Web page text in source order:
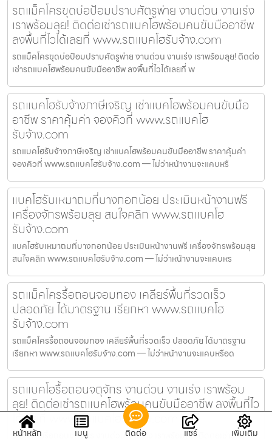
รถแม็คโครขุดบ่อป้อมปราบศัตรูพ่าย งานด่วน งานเร่ง
เราพร้อมลุย! ติดต่อเช่ารถแบคโฮพร้อมคนขับมืออาชีพ
ลงพื้นที่ไวได้เลยที่ www.รถแบคโฮรับจ้าง.com
รถแม็คโครขุดบ่อป้อมปราบศัตรูพ่าย งานด่วน งานเร่ง เราพร้อมลุย! ติดต่อ
เช่ารถแบคโฮพร้อมคนขับมืออาชีพ ลงพื้นที่ไวได้เลยที่ w
รถแบคโฮรับจ้างภาษีเจริญ เช่าแบคโฮพร้อมคนขับมือ
อาชีพ ราคาคุ้มค่า จองคิวที่ www.รถแบคโฮ
รับจ้าง.com
รถแบคโฮรับจ้างภาษีเจริญ เช่าแบคโฮพร้อมคนขับมืออาชีพ ราคาคุ้มค่า
จองคิวที่ www.รถแบคโฮรับจ้าง.com — ไม่ว่าหน้างานจะแคบหรื
แบคโฮรับเหมาถมที่บางกอกน้อย ประเมินหน้างานฟรี
เครื่องจักรพร้อมลุย สนใจคลิก www.รถแบคโฮ
รับจ้าง.com
แบคโฮรับเหมาถมที่บางกอกน้อย ประเมินหน้างานฟรี เครื่องจักรพร้อมลุย
สนใจคลิก www.รถแบคโฮรับจ้าง.com — ไม่ว่าหน้างานจะแคบหร
รถแม็คโครรื้อถอนจอมทอง เคลียร์พื้นที่รวดเร็ว
ปลอดภัย ได้มาตรฐาน เรียกหา www.รถแบคโฮ
รับจ้าง.com
รถแม็คโครรื้อถอนจอมทอง เคลียร์พื้นที่รวดเร็ว ปลอดภัย ได้มาตรฐาน
เรียกหา www.รถแบคโฮรับจ้าง.com — ไม่ว่าหน้างานจะแคบหรือด
รถแบคโฮรื้อถอนจตุจักร งานด่วน งานเร่ง เราพร้อม
ลุย! ติดต่อเช่ารถแบคโฮพร้อมคนขับมืออาชีพ ลงพื้นที่ไว
ได้เลยที่ www.รถแบคโฮรับจ้าง.com
รถแบคโฮรื้อถอนจตุจักร งานด่วน งานเร่ง เราพร้อมลุย! ติดต่อเช่ารถแบค
หน้าหลัก เมนู ติดต่อ แชร์ เพิ่มเติม